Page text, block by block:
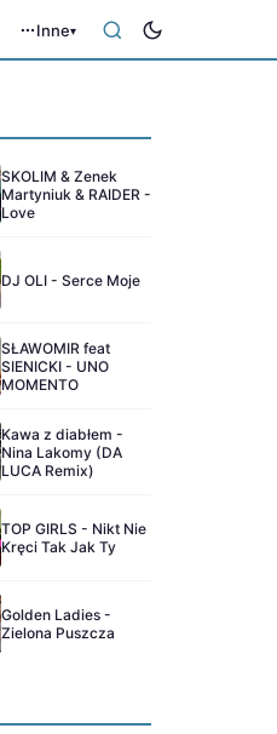
Inne▾
SKOLIM & Zenek
Martyniuk & RAIDER -
Love
DJ OLI - Serce Moje
SŁAWOMIR feat
SIENICKI - UNO
MOMENTO
Kawa z diabłem -
Nina Lakomy (DA
LUCA Remix)
TOP GIRLS - Nikt Nie
Kręci Tak Jak Ty
Golden Ladies -
Zielona Puszcza